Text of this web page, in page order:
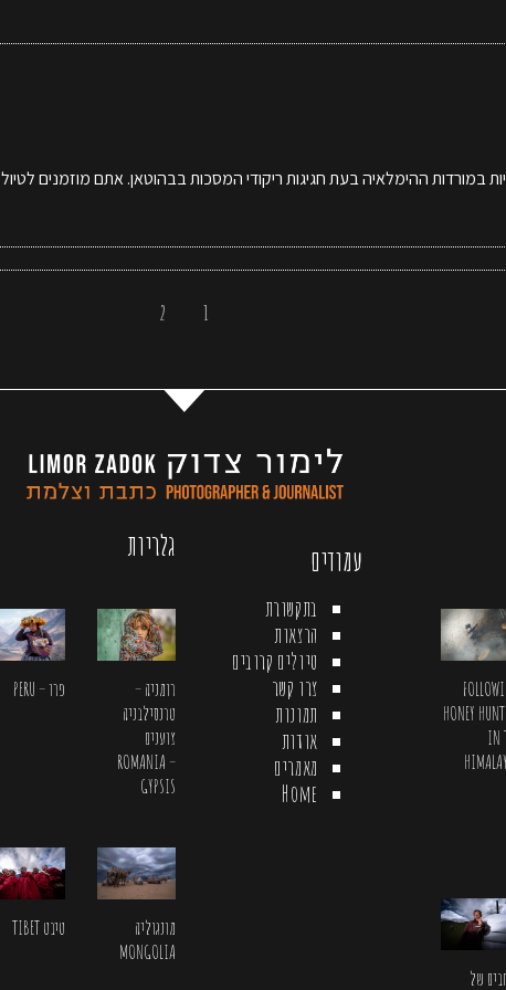
ההימלאיה בעת חגיגות ריקודי המסכות בבהוטאן. אתם מוזמנים לטיול
1
2
HONEY
IN
של
עמודים
בתקשורת
הרצאות
טיולים קרובים
צרו קשר
תמונות
אודות
מאמרים
Home
גלריות
רומניה –
טרנסילבניה
צוענים
ROMANIA –
GYPSIS
פרו – PERU
מונגוליה
MONGOLIA
טיבט TIBET